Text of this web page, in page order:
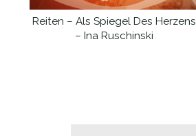
WEITERLESEN
Reiten – Als Spiegel Des Herzens
– Ina Ruschinski